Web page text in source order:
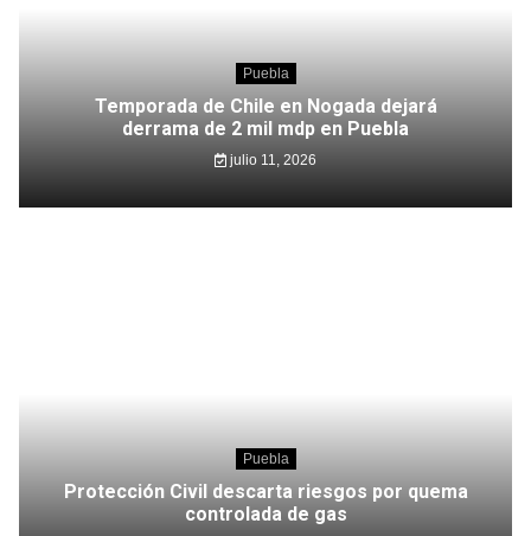
Puebla
Temporada de Chile en Nogada dejará
derrama de 2 mil mdp en Puebla
julio 11, 2026
Puebla
Protección Civil descarta riesgos por quema
controlada de gas